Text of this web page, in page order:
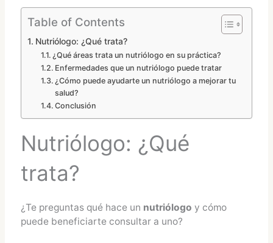
Table of Contents
Nutriólogo: ¿Qué trata?
¿Qué áreas trata un nutriólogo en su práctica?
Enfermedades que un nutriólogo puede tratar
¿Cómo puede ayudarte un nutriólogo a mejorar tu
salud?
Conclusión
Nutriólogo: ¿Qué
trata?
¿Te preguntas qué hace un nutriólogo y cómo
puede beneficiarte consultar a uno?